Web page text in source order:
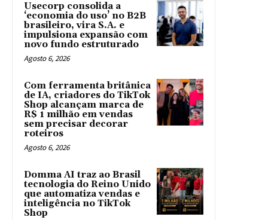
Usecorp consolida a
‘economia do uso’ no B2B
brasileiro, vira S.A. e
impulsiona expansão com
novo fundo estruturado
Agosto 6, 2026
Com ferramenta britânica
de IA, criadores do TikTok
Shop alcançam marca de
R$ 1 milhão em vendas
sem precisar decorar
roteiros
Agosto 6, 2026
Domma AI traz ao Brasil
tecnologia do Reino Unido
que automatiza vendas e
inteligência no TikTok
Shop